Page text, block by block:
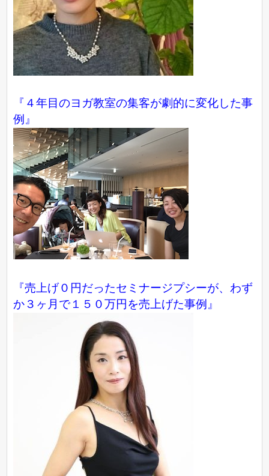
『４年目のヨガ教室の集客が劇的に変化した事
例』
『売上げ０円だったセミナージプシーが、わず
か３ヶ月で１５０万円を売上げた事例』